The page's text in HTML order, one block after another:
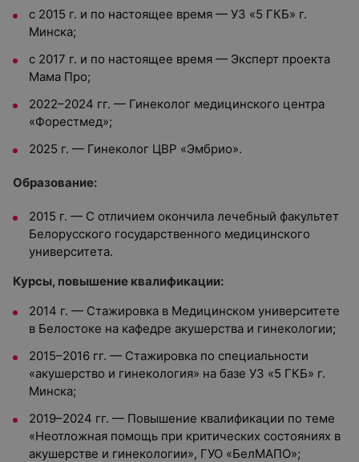
с 2015 г. и по настоящее время — УЗ «5 ГКБ» г.
Минска;
с 2017 г. и по настоящее время — Эксперт проекта
Мама Про;
2022–2024 гг. — Гинеколог медицинского центра
«Форестмед»;
2025 г. — Гинеколог ЦВР «Эмбрио».
Образование:
2015 г. — С отличием окончила лечебный факультет
Белорусского государственного медицинского
университета.
Курсы, повышение квалификации:
2014 г. — Стажировка в Медицинском университете
в Белостоке на кафедре акушерства и гинекологии;
2015–2016 гг. — Стажировка по специальности
«акушерство и гинекология» на базе УЗ «5 ГКБ» г.
Минска;
2019–2024 гг. — Повышение квалификации по теме
«Неотложная помощь при критических состояниях в
акушерстве и гинекологии», ГУО «БелМАПО»;